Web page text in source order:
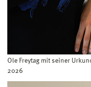
Ole Freytag mit seiner
2026